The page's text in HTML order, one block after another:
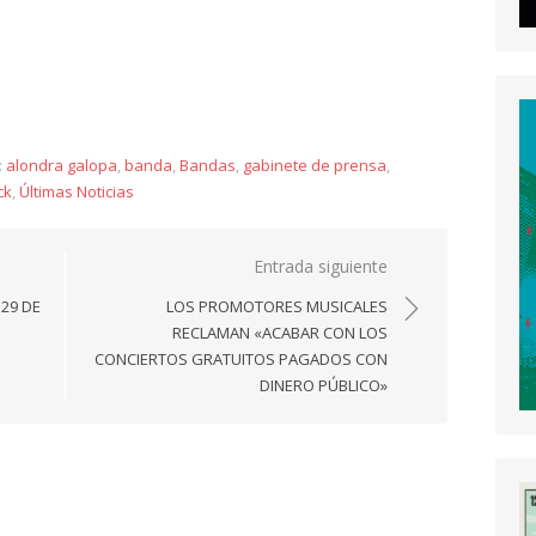
alondra galopa,banda,Bandas, gabinete de prensa,
,Últimas Noticias
DE
Entrada siguiente
LOS PROMOTORES MUSICALES
RECLAMAN «ACABAR CON LOS
CONCIERTOS GRATUITOS PAGADOS CON
DINERO PÚBLICO»